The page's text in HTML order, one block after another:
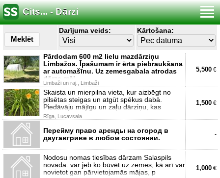
Cits... - Dārzi
Meklēt
Darījuma veids: Kārtošana:
Pārdodam 600 m2 lielu mazdārziņu
Limbažos. Īpašumam ir ērta piebraukšana
ar automašīnu. Uz zemesgabala atrodas
dārza māj
Limbaži un raj., Limbaži
5,500 €
Skaista un mierpilna vieta, kur aizbēgt no
pilsētas steigas un atgūt spēkus dabā.
Piedāvāju mājīgu un zaļu dārziņu, kas
Rīga, Lucavsala
1,500 €
Перейму право аренды на огород в
даугавгриве в любом состоянии.
-
Nodosu nomas tiesības dārzam Salaspils
novada. var jeb ko būvēt uz zemes, kā arī var
novietot gan pārvietojamās mājas, p
1,000 €